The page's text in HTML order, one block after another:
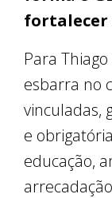
fortalecer
Para
esbarra no
vinculadas,
e
educação,